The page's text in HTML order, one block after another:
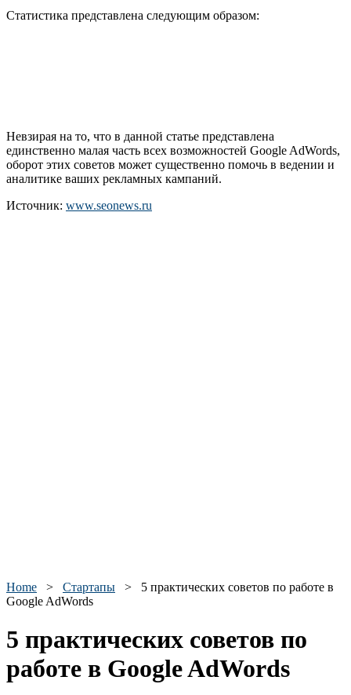
Статистика представлена следующим образом:
Невзирая на то, что в данной статье представлена
единственно малая часть всех возможностей Google AdWords,
оборот этих советов может существенно помочь в ведении и
аналитике ваших рекламных кампаний.
Источник: www.seonews.ru
Home > Стартапы > 5 практических советов по работе в
Google AdWords
5 практических советов по
работе в Google AdWords